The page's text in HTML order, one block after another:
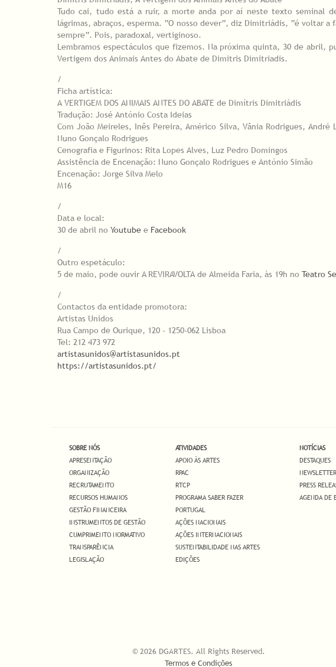
Tudo cai, tudo está a ruir, a morte anda por aí neste texto seminal
lágrimas, abraços, esperma. “O nosso dever”, diz Dimitriádis, “é voltar
sempre”. Pois, paradoxal, vertiginoso.
Lembramos espectáculos que fizemos. Na próxima quinta, 30 de abril,
Vertigem dos Animais Antes do Abate de Dimitris Dimitriadis.
/
Ficha artística:
A VERTIGEM DOS ANIMAIS ANTES DO ABATE de Dimítris Dimitriádis
Tradução: José António Costa Ideias
Com João Meireles, Inês Pereira, Américo Silva, Vânia Rodrigues,
Nuno Gonçalo Rodrigues
Cenografia e Figurinos: Rita Lopes Alves, Luz Pedro Domingos
Assistência de Encenação: Nuno Gonçalo Rodrigues e António Simão
Encenação: Jorge Silva Melo
M16
/
Data e local:
30 de abril no Youtube e Facebook
/
Outro espetáculo:
5 de maio, pode ouvir A REVIRAVOLTA de Almeida Faria, às 19h no Teatro
/
Contactos da entidade promotora:
Artistas Unidos
Rua Campo de Ourique, 120 - 1250-062 Lisboa
Tel: 212 473 972
artistasunidos@artistasunidos.pt
https://artistasunidos.pt/
SOBRE NÓS
APRESENTAÇÃO
ORGANIZAÇÃO
RECRUTAMENTO
RECURSOS HUMANOS
GESTÃO FINANCEIRA
INSTRUMENTOS DE GESTÃO
CUMPRIMENTO NORMATIVO
TRANSPARÊNCIA
LEGISLAÇÃO
ATIVIDADES
APOIO ÀS ARTES
RPAC
RTCP
PROGRAMA SABER FAZER
PORTUGAL
AÇÕES NACIONAIS
AÇÕES INTERNACIONAIS
SUSTENTABILIDADE NAS ARTES
EDIÇÕES
NOTÍCIAS
DESTAQUES
NEWSLETTER
PRESS
AGENDA DE
© 2026 DGARTES. All Rights Reserved.
Termos e Condições